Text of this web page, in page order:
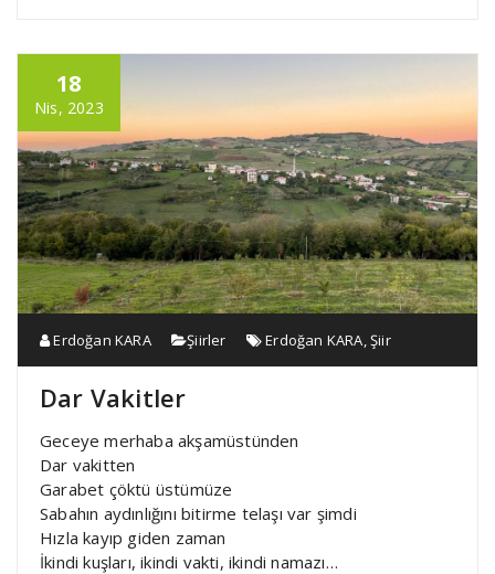
18
Nis, 2023
Erdoğan KARA Şiirler Erdoğan KARA ,Şiir
Dar Vakitler
Geceye merhaba akşamüstünden
Dar vakitten
Garabet çöktü üstümüze
Sabahın aydınlığını bitirme telaşı var şimdi
Hızla kayıp giden zaman
İkindi kuşları, ikindi vakti, ikindi namazı…